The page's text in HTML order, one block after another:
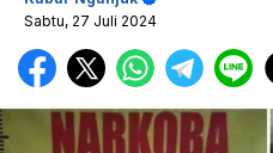
Sabtu, 27 Juli 2024